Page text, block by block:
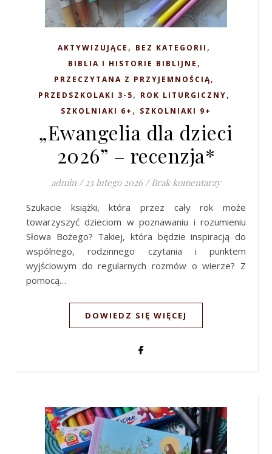
AKTYWIZUJĄCE , BEZ KATEGORII ,
BIBLIA I HISTORIE BIBLIJNE ,
PRZECZYTANA Z PRZYJEMNOŚCIĄ,
PRZEDSZKOLAKI 3-5, ROK LITURGICZNY,
SZKOLNIAKI 6+ , SZKOLNIAKI 9+
„Ewangelia dla dzieci
2026” – recenzja*
admin / 23 lutego 2026 / Brak komentarzy
Szukacie książki, która przez cały rok może
towarzyszyć dzieciom w poznawaniu i rozumieniu
Słowa Bożego? Takiej, która będzie inspiracją do
wspólnego, rodzinnego czytania i punktem
wyjściowym do regularnych rozmów o wierze? Z
pomocą…
DOWIEDZ SIĘ WIĘCEJ